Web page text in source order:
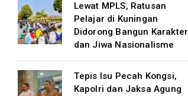
Lewat MPLS, Ratusan
Pelajar di Kuningan
Didorong Bangun Karakter
dan Jiwa Nasionalisme
Tepis Isu Pecah Kongsi,
Kapolri dan Jaksa Agung